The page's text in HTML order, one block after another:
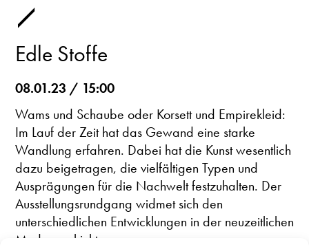
Edle Stoffe
08.01.23 / 15:00
Wams und Schaube oder Korsett und Empirekleid:
Im Lauf der Zeit hat das Gewand eine starke
Wandlung erfahren. Dabei hat die Kunst wesentlich
dazu beigetragen, die vielfältigen Typen und
Ausprägungen für die Nachwelt festzuhalten. Der
Ausstellungsrundgang widmet sich den
unterschiedlichen Entwicklungen in der neuzeitlichen
Modegeschichte.